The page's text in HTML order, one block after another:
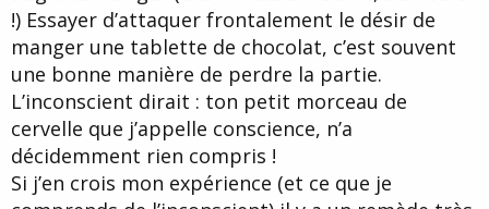
!) Essayer d’attaquer frontalement le désir de
manger une tablette de chocolat, c’est souvent
une bonne manière de perdre la partie.
L’inconscient dirait : ton petit morceau de
cervelle que j’appelle conscience, n’a
décidemment rien compris !
Si j’en crois mon expérience (et ce que je